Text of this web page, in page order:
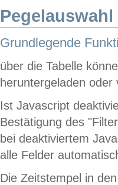
Grundlegende
über die Tabelle
heruntergeladen oder
Ist Javascript
Bestätigung des
bei deaktiviertem
alle Felder
Die Zeitstempel in